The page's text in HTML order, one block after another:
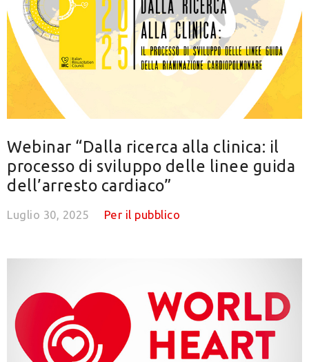
Webinar “Dalla ricerca alla clinica: il
processo di sviluppo delle linee guida
dell’arresto cardiaco”
Luglio 30, 2025 Per il pubblico